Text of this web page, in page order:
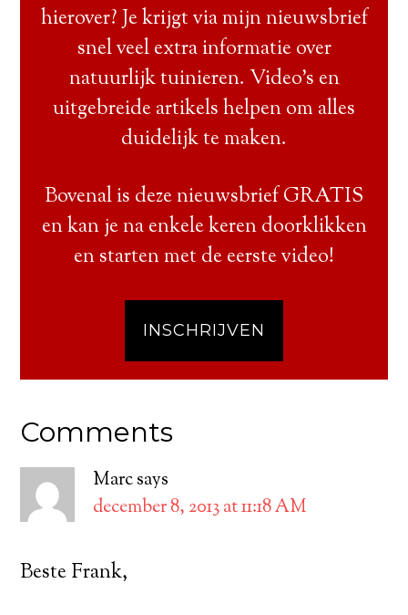
hierover? Je krijgt via mijn nieuwsbrief
snel veel extra informatie over
natuurlijk tuinieren. Video’s en
uitgebreide artikels helpen om alles
duidelijk te maken.
Bovenal is deze nieuwsbrief GRATIS
en kan je na enkele keren doorklikken
en starten met de eerste video!
INSCHRIJVEN
Comments
Marcsays
december 8, 2013 at 11:18 AM
Beste Frank,